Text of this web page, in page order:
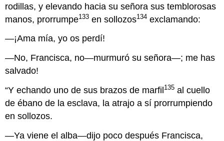
rodillas, y elevando hacia su señora sus temblorosas
manos, prorrumpe133 en sollozos134 exclamando:
—¡Ama mía, yo os perdí!
—No, Francisca, no—murmuró su señora—; me has
salvado!
“Y echando uno de sus brazos de marfil135 al cuello
de ébano de la esclava, la atrajo a sí prorrumpiendo
en sollozos.
—Ya viene el alba—dijo poco después Francisca,